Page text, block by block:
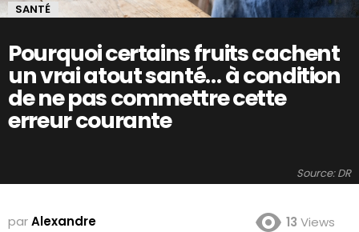
SANTÉ
Pourquoi certains fruits cachent
un vrai atout santé… à condition
de ne pas commettre cette
erreur courante
Source: DR
parAlexandre 13 Views